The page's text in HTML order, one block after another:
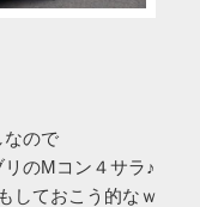
ので
のMコン４サラ♪
しておこう的なｗ